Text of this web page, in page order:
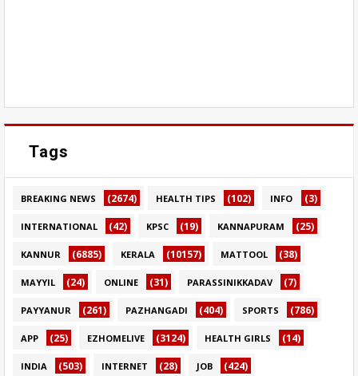
Tags
BREAKING NEWS (2674) HEALTH TIPS (102) INFO (3)
INTERNATIONAL (42) KPSC (19) KANNAPURAM (25)
KANNUR (6885) KERALA (10157) MATTOOL (38)
MAYYIL (24) ONLINE (31) PARASSINIKKADAV (7)
PAYYANUR (261) PAZHANGADI (404) SPORTS (786)
APP (25) EZHOMELIVE (3124) HEALTH GIRLS (14)
INDIA (503) INTERNET (28) JOB (424)